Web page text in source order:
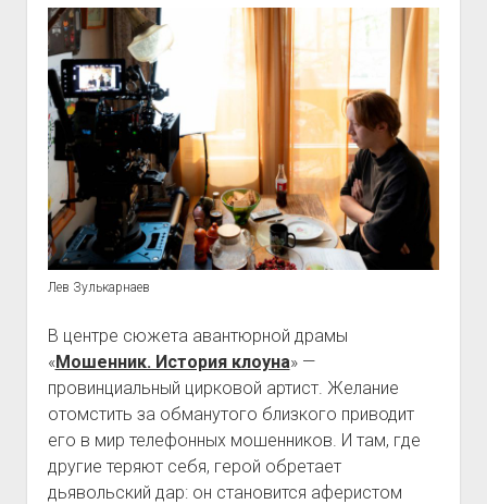
Лев Зулькарнаев
В центре сюжета авантюрной драмы
«Мошенник. История клоуна» —
провинциальный цирковой артист. Желание
отомстить за обманутого близкого приводит
его в мир телефонных мошенников. И там, где
другие теряют себя, герой обретает
дьявольский дар: он становится аферистом